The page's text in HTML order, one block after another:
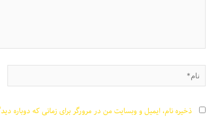
نام*
ذخیره نام، ایمیل و وبسایت من در مرورگر برای زمانی که دوباره